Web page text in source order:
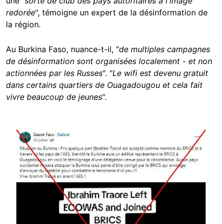
redorée", témoigne un expert de la désinformation de
la région.
Au Burkina Faso, nuance-t-il, "de multiples campagnes
de désinformation sont organisées localement - et non
actionnées par les Russes". "Le wifi est devenu gratuit
dans certains quartiers de Ouagadougou et cela fait
vivre beaucoup de jeunes".
Image